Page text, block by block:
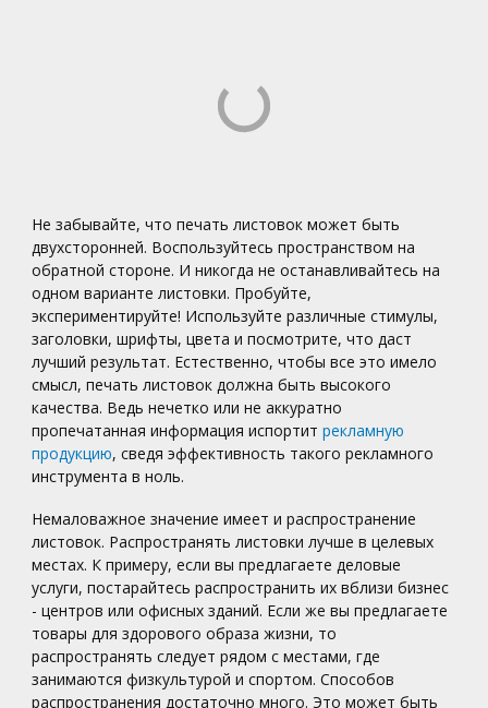
Не забывайте, что печать листовок может быть
двухсторонней. Воспользуйтесь пространством на
обратной стороне. И никогда не останавливайтесь на
одном варианте листовки. Пробуйте,
экспериментируйте! Используйте различные стимулы,
заголовки, шрифты, цвета и посмотрите, что даст
лучший результат. Естественно, чтобы все это имело
смысл, печать листовок должна быть высокого
качества. Ведь нечетко или не аккуратно
пропечатанная информация испортитрекламную
продукцию, сведя эффективность такого рекламного
инструмента в ноль.
Немаловажное значение имеет и распространение
листовок. Распространять листовки лучше в целевых
местах. К примеру, если вы предлагаете деловые
услуги, постарайтесь распространить их вблизи бизнес
- центров или офисных зданий. Если же вы предлагаете
товары для здорового образа жизни, то
распространять следует рядом с местами, где
занимаются физкультурой и спортом. Способов
распространения достаточно много. Это может быть